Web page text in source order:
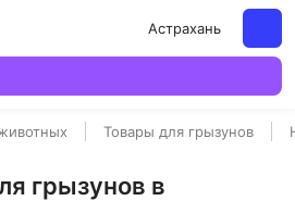
Астрахань
Товары для грызунов
грызунов в